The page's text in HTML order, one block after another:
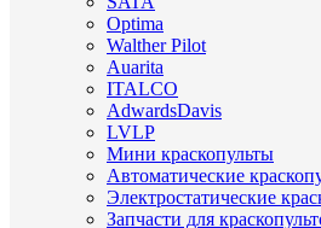
Optima
Walther Pilot
Auarita
ITALCO
AdwardsDavis
LVLP
Мини краскопульты
Автоматические
Электростатические
Запчасти для